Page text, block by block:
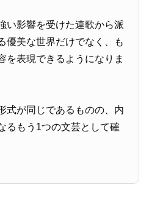
い影響を受けた連歌から派
優美な世界だけでなく、も
を表現できるようになりま
式が同じであるものの、内
るもう1つの文芸として確